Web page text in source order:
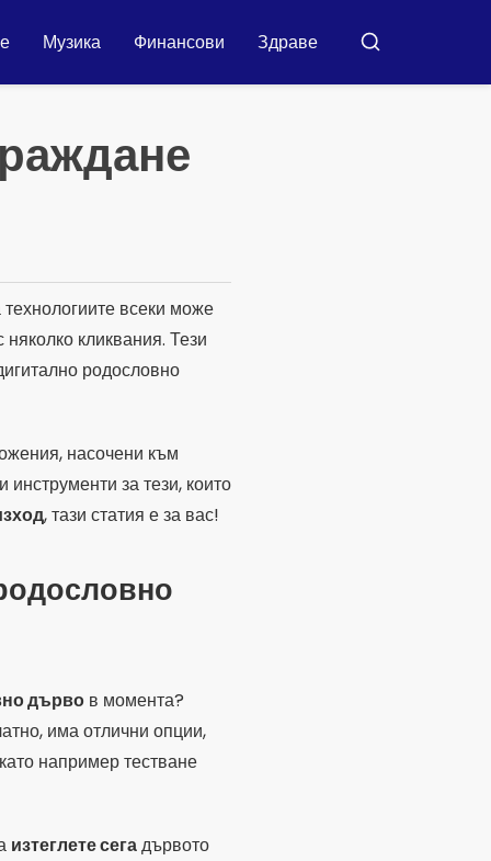
Музика Финансови Здраве Търсене
всеки може
кликвания. Тези
родословно
насочени към
за тези, които
, тази статия е за вас!
дърво в момента?
има отлични опции,
например тестване
изтеглете сегадървото